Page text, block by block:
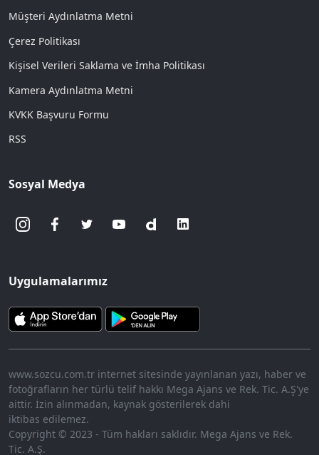
Müşteri Aydınlatma Metni
Çerez Politikası
Kişisel Verileri Saklama ve İmha Politikası
Kamera Aydınlatma Metni
KVKK Başvuru Formu
RSS
Sosyal Medya
Uygulamalarımız
www.sozcu.com.tr internet sitesinde yayınlanan yazı, haber ve
fotoğrafların her türlü telif hakkı Mega Ajans ve Rek. Tic. A.Ş'ye
aittir. İzin alınmadan, kaynak gösterilerek dahi
iktibas edilemez.
Copyright © 2023 - Tüm hakları saklıdır. Mega Ajans ve Rek.
Tic. A.Ş.